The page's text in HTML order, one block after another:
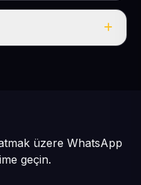
şey dahil.
üzere WhatsApp
geçin.